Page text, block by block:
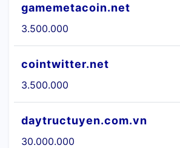
gamemetacoin.net
3.500.000
cointwitter.net
3.500.000
daytructuyen.com.vn
30.000.000